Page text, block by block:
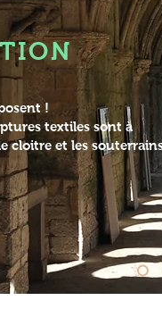
!
textiles sont à
cloitre et les